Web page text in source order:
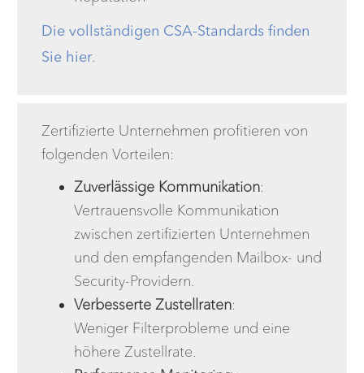
Die vollständigen CSA-Standards finden
Sie hier.
Zertifizierte Unternehmen profitieren von
folgenden Vorteilen:
Zuverlässige Kommunikation:
Vertrauensvolle Kommunikation
zwischen zertifizierten Unternehmen
und den empfangenden Mailbox- und
Security-Providern.
Verbesserte Zustellraten:
Weniger Filterprobleme und eine
höhere Zustellrate.